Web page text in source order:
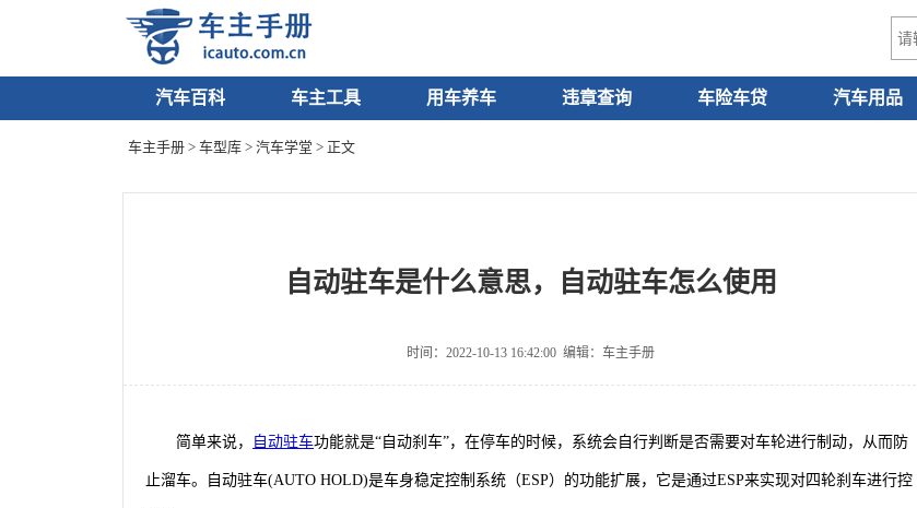
汽车百科 车主工具 用车养车 违章查询 车险车贷 汽车用品
车主手册 > 车型库 > 汽车学堂 > 正文
自动驻车是什么意思，自动驻车怎么使用
时间：2022-10-13 16:42:00 编辑：车主手册
简单来说， 自动驻车功能就是“自动刹车”，在停车的时候，系统会自行判断是否需要对车轮进行制动，从而防
止溜车。 自动驻车(AUTO HOLD)是车身稳定控制系统（ESP）的功能扩展，它是通过ESP来实现对四轮刹车进行控